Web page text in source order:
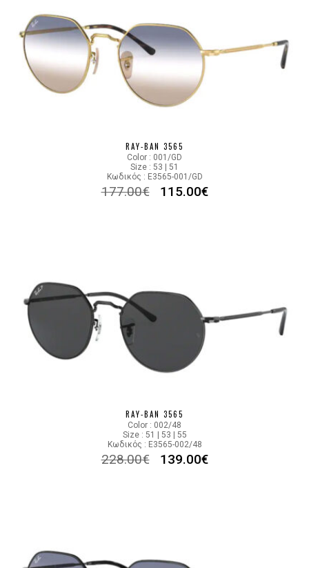
RAY-BAN 3565
Color : 001/GD
Size : 53 | 51
Κωδικός : E3565-001/GD
177.00€ 115.00€
RAY-BAN 3565
Color : 002/48
Size : 51 | 53 | 55
Κωδικός : E3565-002/48
228.00€ 139.00€